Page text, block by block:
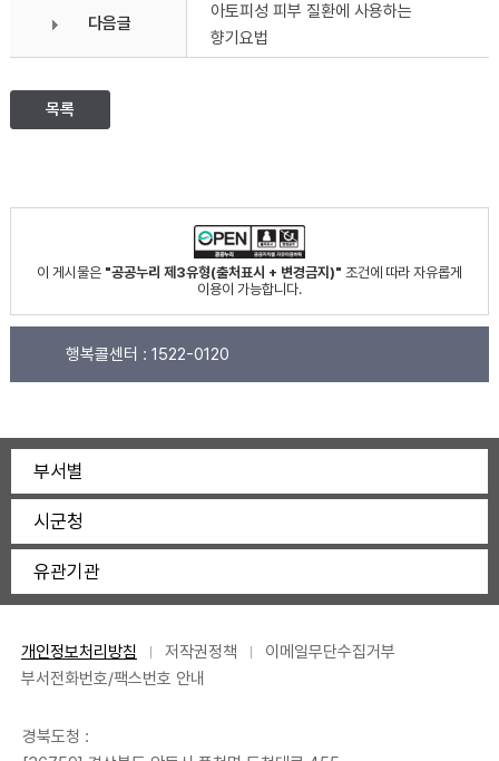
다음글
아토피성 피부 질환에 사용하는
향기요법
목록
이 게시물은 "공공누리 제3유형(출처표시 + 변경금지)" 조건에 따라 자유롭게
이용이 가능합니다.
행복콜센터 : 1522-0120
부서별
시군청
유관기관
개인정보처리방침 저작권정책
이메일무단수집거부
부서전화번호/팩스번호 안내
경북도청 :